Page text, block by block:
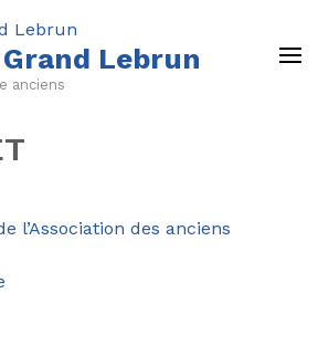
Lebrun
anciens
l’Association des anciens